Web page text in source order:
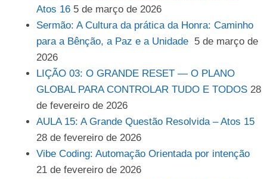
Atos 16 5 de março de 2026
Sermão: A Cultura da prática da Honra: Caminho
para a Bênção, a Paz e a Unidade 5 de março de
2026
LIÇÃO 03: O GRANDE RESET — O PLANO
GLOBAL PARA CONTROLAR TUDO E TODOS 28
de fevereiro de 2026
AULA 15: A Grande Questão Resolvida – Atos 15
28 de fevereiro de 2026
Vibe Coding: Automação Orientada por intenção
21 de fevereiro de 2026